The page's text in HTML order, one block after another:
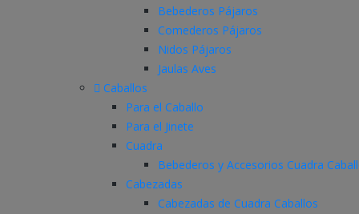
Bebederos Pájaros
Comederos Pájaros
Nidos Pájaros
Jaulas Aves
Caballos
Para el Caballo
Para el Jinete
Cuadra
Bebederos y Accesorios Cuadra
Cabezadas
Cabezadas de Cuadra Caballos